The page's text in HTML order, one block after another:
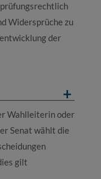
Widersprüche zu
der
Wahlleiterin oder
Senat wählt die
gilt